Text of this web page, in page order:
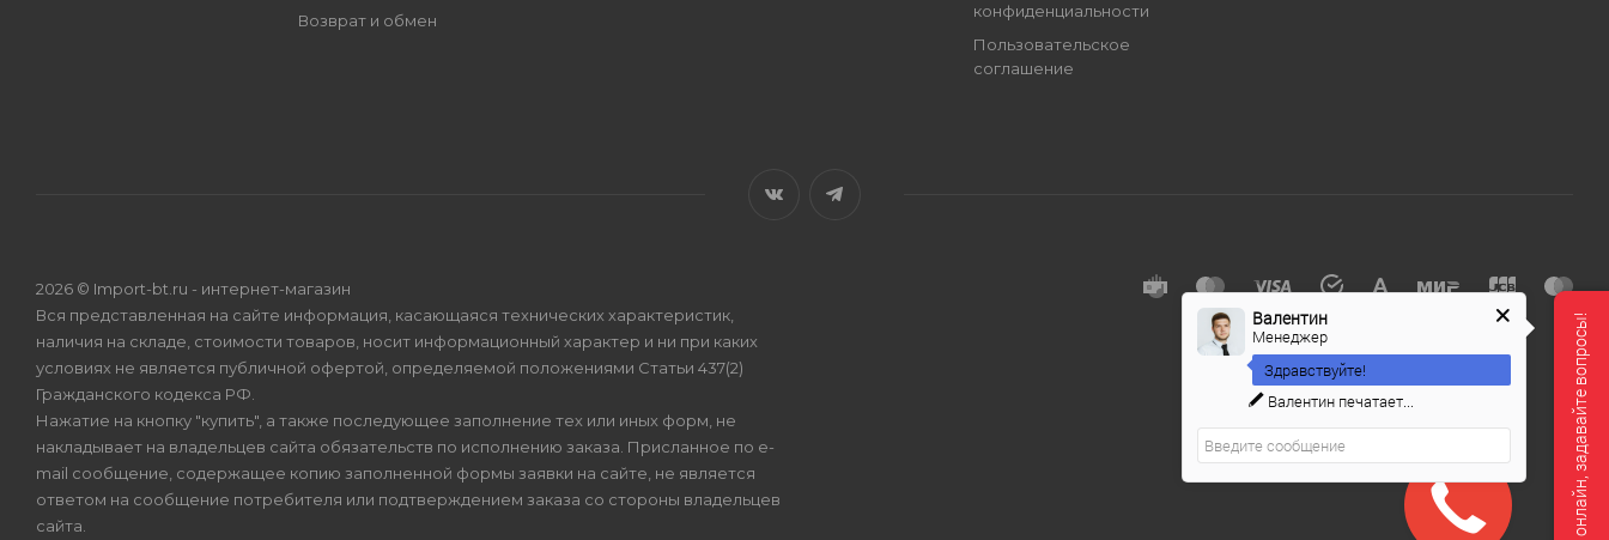
Возврат и обмен
конфиденциальности
Пользовательское
соглашение
2026 © Import-bt.ru - интернет-магазин
Вся представленная на сайте информация, касающаяся технических характеристик,
наличия на складе, стоимости товаров, носит информационный характер и ни при каких
условиях не является публичной офертой, определяемой положениями Статьи 437(2)
Гражданского кодекса РФ.
Нажатие на кнопку "купить", а также последующее заполнение тех или иных форм, не
накладывает на владельцев сайта обязательств по исполнению заказа. Присланное по e-
mail сообщение, содержащее копию заполненной формы заявки на сайте, не является
ответом на сообщение потребителя или подтверждением заказа со стороны владельцев
сайта.
Мы онлайн, задавайте вопросы!
Валентин
Менеджер
Здравствуйте!
Валентин печатает...